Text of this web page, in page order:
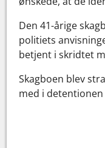
Den 41-årige
politiets
betjent i skridtet
Skagboen blev
med i